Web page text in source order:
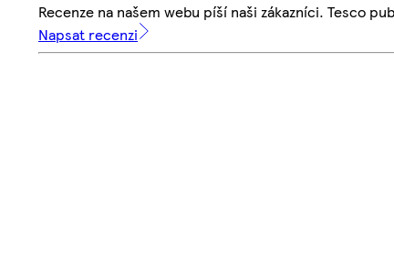
Recenze na našem webu píší naši zákazníci. Tesco
Napsat recenzi